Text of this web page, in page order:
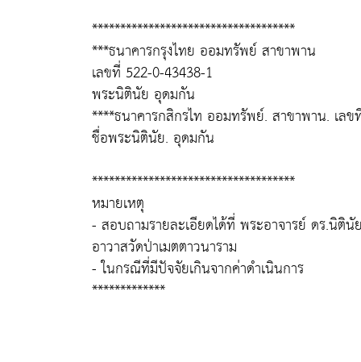
************************************
***ธนาคารกรุงไทย ออมทรัพย์ สาขาพาน
เลขที่ 522-0-43438-1
พระนิตินัย อุดมกัน
****ธนาคารกสิกรไท ออมทรัพย์. สาขาพาน. เลข
ชื่อพระนิตินัย. อุดมกัน
************************************
หมายเหตุ
- สอบถามรายละเอียดได้ที่ พระอาจารย์ ดร.นิติ
อาวาสวัดป่าเมตตาวนาราม
- ในกรณีที่มีปัจจัยเกินจากค่าดำเนินการ
*************